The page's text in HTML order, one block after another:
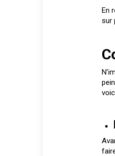
En
sur